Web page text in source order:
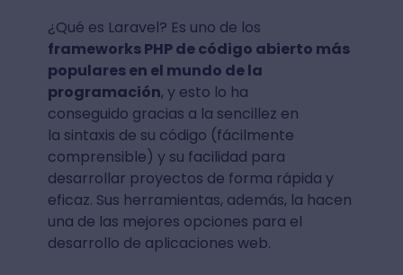
¿Qué es Laravel? Es uno de los
frameworks PHP de código abierto más
populares en el mundo de la
programación, y esto lo ha
conseguido gracias a la sencillez en
la sintaxis de su código (fácilmente
comprensible) y su facilidad para
desarrollar proyectos de forma rápida y
eficaz. Sus herramientas, además, la hacen
una de las mejores opciones para el
desarrollo de aplicaciones web.